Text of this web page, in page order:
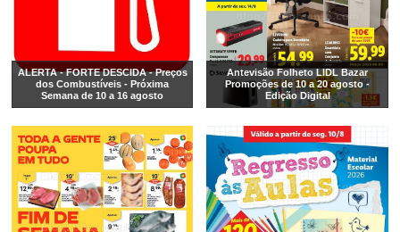
ALERTA - FORTE DESCIDA - Preços
dos Combustíveis - Próxima
Semana de 10 a 16 agosto
Antevisão Folheto LIDL Bazar
Promoções de 10 a 20 agosto -
Edição Digital